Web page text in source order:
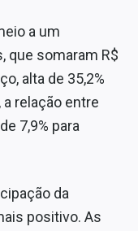
a um
que somaram R$
alta de 35,2%
relação entre
7,9% para
da
positivo. As